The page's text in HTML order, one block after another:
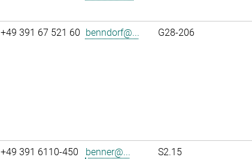
+49 391 67 521 60 benndorf@... G28-206
+49 391 6110-450 benner@... S2.15